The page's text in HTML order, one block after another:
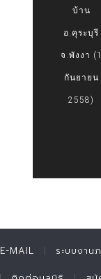
บ้าน
อ.คุระบุรี
จ.พังงา (1
กันยายน
2558)
E-MAIL ระบบงาน